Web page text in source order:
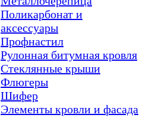
Поликарбонат и
аксессуары
Профнастил
Рулонная битумная кровля
Стеклянные крыши
Флюгеры
Шифер
Элементы кровли и фасада